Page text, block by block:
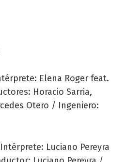
Elena Roger feat.
Horacio Sarria,
Otero / Ingeniero:
Luciano Pereyra